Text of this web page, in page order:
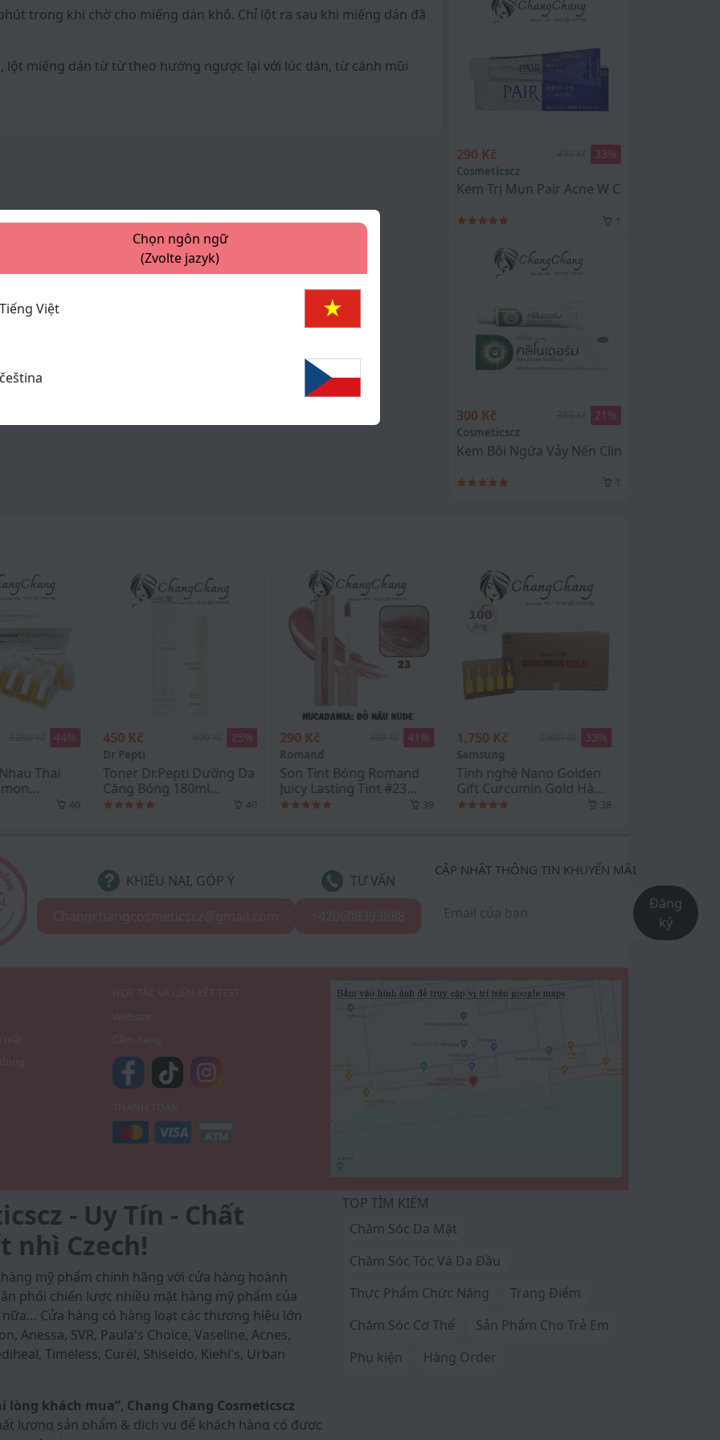
trong khi chờ cho miếng dán khô. Chỉ lột ra sau khi miếng dán đã
lột miếng dán từ từ theo hướng ngược lại với lúc dán, từ cánh mũi
290 Kč 33%
Cosmeticscz
Kem Trị Mụn Pair Acne W Cream Nhật Bản
1
300 Kč 21 %
Cosmeticscz
Kem Bôi Ngứa Vảy Nến Clinoderm Thái
1
450 Kč 600 Kč
Toner Dr.Pepti Dưỡng Da
Căng Bóng 180ml
Centella Toner
290 Kč 490 Kč
Son Tint Bóng Romand
Juicy Lasting Tint #23
NUCADAMIA
1.750 Kč 2.600 Kč 33
Tinh nghệ Nano Golden
Gift Curcumin Gold Hàn
Quốc 100 Tép
550 Kč
Toner Pad ZERO PORE
PAD 2.0 Medicube -
100ml / 70 miếng
KHIẾU NẠI, GÓP Ý
TƯ VẤN
CẬP NHẬT THÔNG TIN KHUYẾN MÃI
Đăng
ký
- Uy Tín - Chất
nhì Czech!
mỹ phẩm chính hãng với cửa hàng hoành
phối chiến lược nhiều mặt hàng mỹ phẩm của
Cửa hàng có hàng loạt các thương hiệu lớn
Anessa, SVR, Paula's Choice, Vaseline, Acnes,
Timeless, Curél, Shiseido, Kiehl's, Urban
lòng khách mua”, Chang Chang Cosmeticscz
lượng sản phẩm & dịch vụ để khách hàng có được
TOP TÌM KIẾM
Chăm Sóc Da Mặt
Chăm Sóc Tóc Và Da Đầu
Thực Phẩm Chức Năng
Trang Điểm
Chăm Sóc Cơ Thể
Sản Phẩm Cho Trẻ Em
Phụ kiện
Hàng Order
Chọn ngôn ngữ
(Zvolte jazyk)
Tiếng Việt
čeština